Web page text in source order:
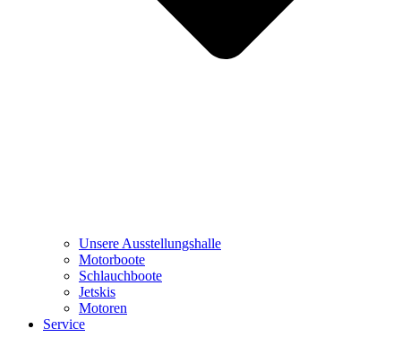
Unsere Ausstellungshalle
Motorboote
Schlauchboote
Jetskis
Motoren
Service